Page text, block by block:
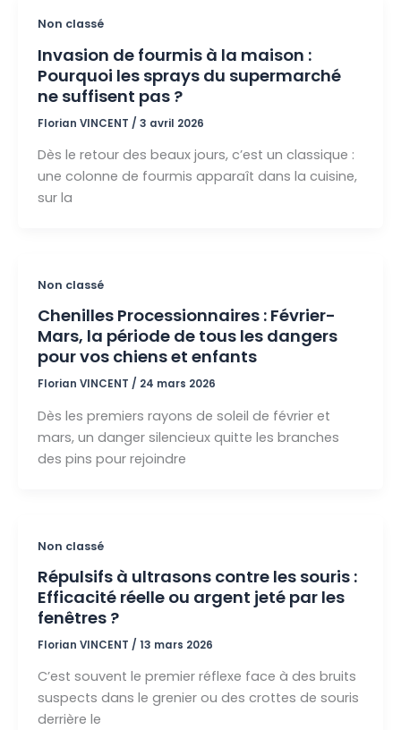
Non classé
Invasion de fourmis à la maison :
Pourquoi les sprays du supermarché
ne suffisent pas ?
Florian VINCENT / 3 avril 2026
Dès le retour des beaux jours, c’est un classique :
une colonne de fourmis apparaît dans la cuisine,
sur la
Non classé
Chenilles Processionnaires : Février-
Mars, la période de tous les dangers
pour vos chiens et enfants
Florian VINCENT / 24 mars 2026
Dès les premiers rayons de soleil de février et
mars, un danger silencieux quitte les branches
des pins pour rejoindre
Non classé
Répulsifs à ultrasons contre les souris :
Efficacité réelle ou argent jeté par les
fenêtres ?
Florian VINCENT / 13 mars 2026
C’est souvent le premier réflexe face à des bruits
suspects dans le grenier ou des crottes de souris
derrière le